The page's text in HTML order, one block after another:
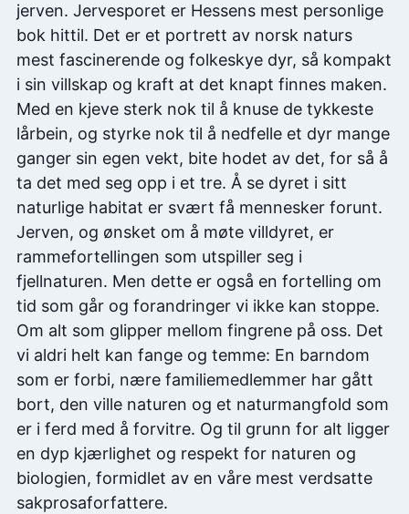
jerven. Jervesporet er Hessens mest personlige
bok hittil. Det er et portrett av norsk naturs
mest fascinerende og folkeskye dyr, så kompakt
i sin villskap og kraft at det knapt finnes maken.
Med en kjeve sterk nok til å knuse de tykkeste
lårbein, og styrke nok til å nedfelle et dyr mange
ganger sin egen vekt, bite hodet av det, for så å
ta det med seg opp i et tre. Å se dyret i sitt
naturlige habitat er svært få mennesker forunt.
Jerven, og ønsket om å møte villdyret, er
rammefortellingen som utspiller seg i
fjellnaturen. Men dette er også en fortelling om
tid som går og forandringer vi ikke kan stoppe.
Om alt som glipper mellom fingrene på oss. Det
vi aldri helt kan fange og temme: En barndom
som er forbi, nære familiemedlemmer har gått
bort, den ville naturen og et naturmangfold som
er i ferd med å forvitre. Og til grunn for alt ligger
en dyp kjærlighet og respekt for naturen og
biologien, formidlet av en våre mest verdsatte
sakprosaforfattere.